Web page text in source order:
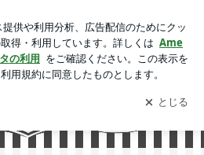
ブログの更新通知
を受け取りまし
開く